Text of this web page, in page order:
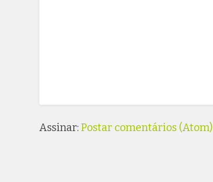
Assinar:Postar comentários (Atom)